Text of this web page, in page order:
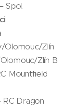
Spol.
Olomouc/Zlín
Zlín B
Mountfield
RC Dragon